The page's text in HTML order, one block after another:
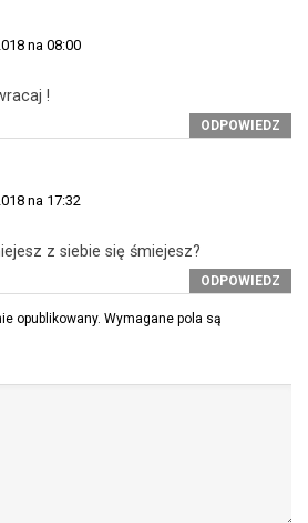
na 08:00
!
ODPOWIEDZ
na 17:32
z siebie się śmiejesz?
ODPOWIEDZ
opublikowany. Wymagane pola są